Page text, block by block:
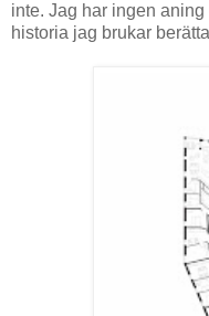
inte. Jag har ingen
historia jag brukar